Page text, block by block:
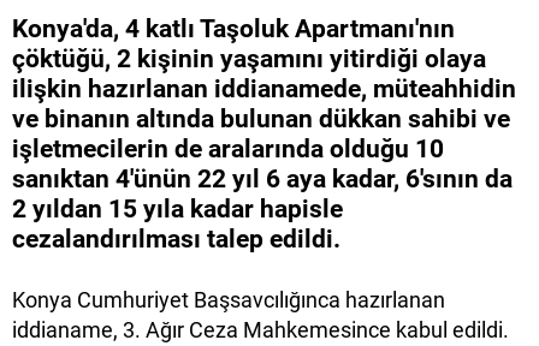
Konya'da, 4 katlı Taşoluk Apartmanı'nın
çöktüğü, 2 kişinin yaşamını yitirdiği olaya
ilişkin hazırlanan iddianamede, müteahhidin
ve binanın altında bulunan dükkan sahibi ve
işletmecilerin de aralarında olduğu 10
sanıktan 4'ünün 22 yıl 6 aya kadar, 6'sının da
2 yıldan 15 yıla kadar hapisle
cezalandırılması talep edildi.
Konya Cumhuriyet Başsavcılığınca hazırlanan
iddianame, 3. Ağır Ceza Mahkemesince kabul edildi.